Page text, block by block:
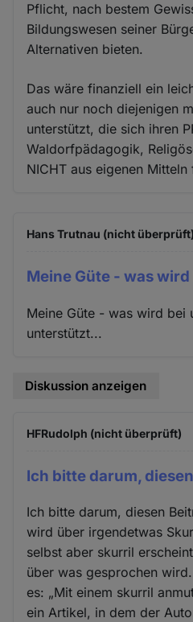
Pflicht, nach bestem
Bildungswesen seiner
Alternativen bieten.
Das wäre finanziell ein
auch nur noch diejenigen
unterstützt, die sich ihren
Waldorfpädagogik,
NICHT aus eigenen
Hans Trutnau (nicht überprüft)
Meine Güte - was
Meine Güte - was wird bei
unterstützt...
Diskussion anzeigen
HFRudolph (nicht überprüft)
Ich bitte darum, diesen
Ich bitte darum, diesen
wird über irgendetwas
selbst aber skurril
über was gesprochen
es: „Mit einem skurril
ein Artikel, in dem der